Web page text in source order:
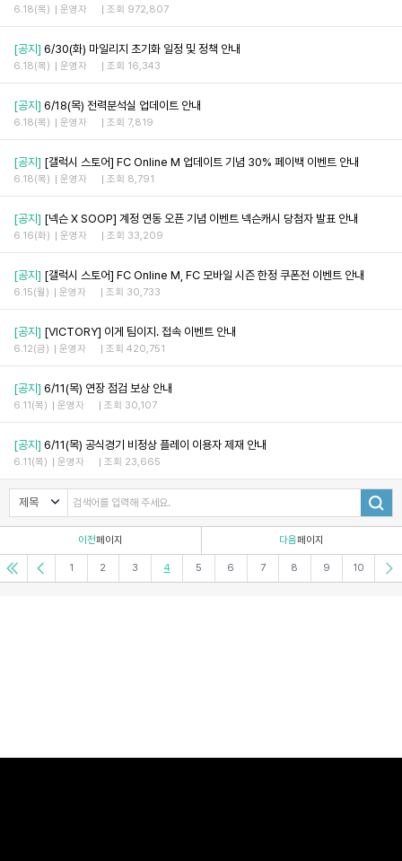
6.18(목) 운영자 조회 972,807
[공지] 6/30(화) 마일리지 초기화 일정 및 정책 안내
6.18(목) 운영자 조회 16,343
[공지] 6/18(목) 전력분석실 업데이트 안내
6.18(목) 운영자 조회 7,819
[공지] [갤럭시 스토어] FC Online M 업데이트 기념 30% 페이백 이벤트 안내
6.18(목) 운영자 조회 8,791
[공지] [넥슨 X SOOP] 계정 연동 오픈 기념 이벤트 넥슨캐시 당첨자 발표 안내
6.16(화) 운영자 조회 33,209
[공지] [갤럭시 스토어] FC Online M, FC 모바일 시즌 한정 쿠폰전 이벤트 안내
6.15(월) 운영자 조회 30,733
[공지] [VICTORY] 이게 팀이지. 접속 이벤트 안내
6.12(금) 운영자 조회 420,751
[공지] 6/11(목) 연장 점검 보상 안내
6.11(목) 운영자 조회 30,107
[공지] 6/11(목) 공식경기 비정상 플레이 이용자 제재 안내
6.11(목) 운영자 조회 23,665
이전페이지 다음페이지
1 2 3 4 5 6 7 8 9 10